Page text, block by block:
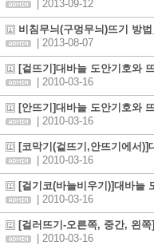
| 2013-09-12
비침무늬(구멍무늬)뜨기 방법
| 2013-08-07
[겉뜨기]대바늘 도안기호와
| 2010-03-16
[안뜨기]대바늘 도안기호와
| 2010-03-16
[코막기(겉뜨기,안뜨기에서
| 2010-03-16
[걸기코(바늘비우기)]대바늘
| 2010-03-16
[걸러뜨기-오른쪽, 중간, 왼
| 2010-03-16